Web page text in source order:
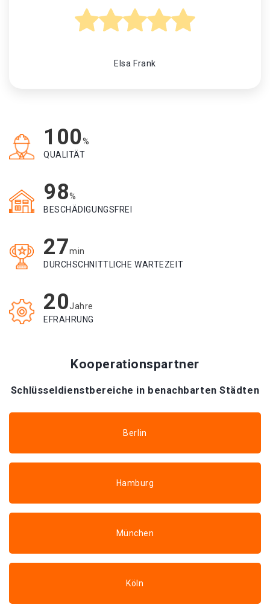
Elsa Frank
100%
QUALITÄT
98%
BESCHÄDIGUNGSFREI
27min
DURCHSCHNITTLICHE WARTEZEIT
20Jahre
EFRAHRUNG
Kooperationspartner
Schlüsseldienstbereiche in benachbarten Städten
Berlin
Hamburg
München
Köln